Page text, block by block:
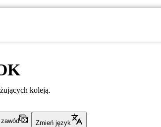
koleją.
Zmień język